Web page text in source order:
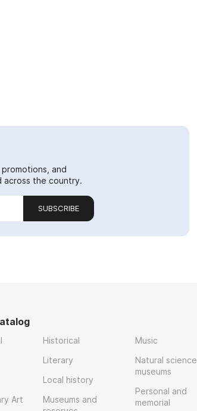
and
across the country.
SUBSCRIBE
Art
Historical
Literary
Local history
Museums and
Music
Natural science
museums
Personal and
memorial